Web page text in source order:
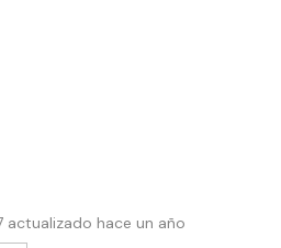
actualizado hace un año